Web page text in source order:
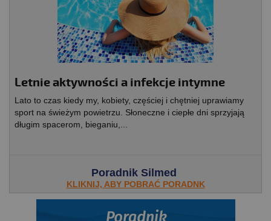
Letnie aktywności a infekcje intymne
Lato to czas kiedy my, kobiety, częściej i chętniej uprawiamy
sport na świeżym powietrzu. Słoneczne i ciepłe dni sprzyjają
długim spacerom, bieganiu,...
Poradnik Silmed
KLIKNIJ, ABY POBRAĆ PORADNK